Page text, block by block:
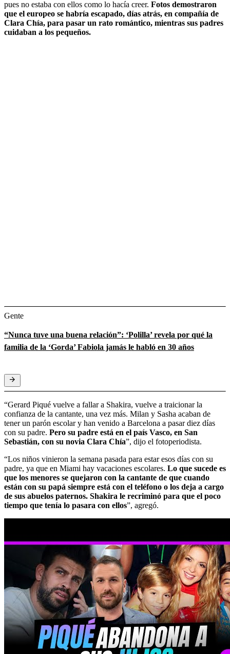
pues no estaba con ellos como lo hacía creer. Fotos demostraron
que el europeo se habría escapado, días atrás, en compañía de
Clara Chía, para pasar un rato romántico, mientras sus padres
cuidaban a los pequeños.
Gente
“Nunca tuve una buena relación”: ‘Polilla’ revela por qué la
familia de la ‘Gorda’ Fabiola jamás le habló en 30 años
“Gerard Piqué vuelve a fallar a Shakira, vuelve a traicionar la
confianza de la cantante, una vez más. Milan y Sasha acaban de
tener un parón escolar y han venido a Barcelona a pasar diez días
con su padre. Pero su padre está en el país Vasco, en San
Sebastián, con su novia Clara Chía”, dijo el fotoperiodista.
“Los niños vinieron la semana pasada para estar esos días con su
padre, ya que en Miami hay vacaciones escolares. Lo que sucede es
que los menores se quejaron con la cantante de que cuando
están con su papá siempre está con el teléfono o los deja a cargo
de sus abuelos paternos. Shakira le recriminó para que el poco
tiempo que tenía lo pasara con ellos”, agregó.